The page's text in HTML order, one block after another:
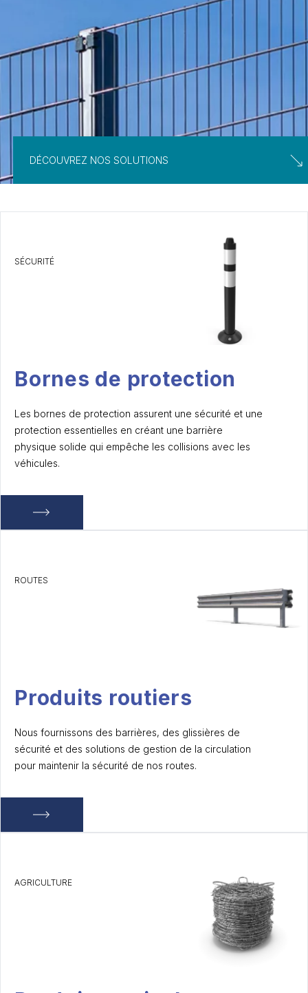
DÉCOUVREZ NOS SOLUTIONS
SÉCURITÉ
Bornes de protection
Les bornes de protection assurent une sécurité et une
protection essentielles en créant une barrière
physique solide qui empêche les collisions avec les
véhicules.
ROUTES
Produits routiers
Nous fournissons des barrières, des glissières de
sécurité et des solutions de gestion de la circulation
pour maintenir la sécurité de nos routes.
AGRICULTURE